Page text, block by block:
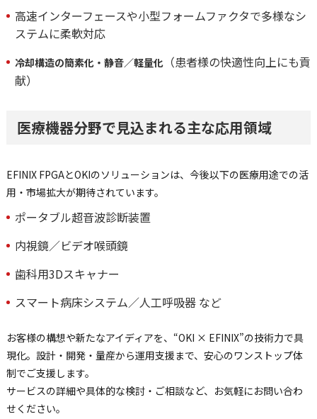
高速インターフェースや小型フォームファクタで多様なシ
ステムに柔軟対応
冷却構造の簡素化・静音／軽量化（患者様の快適性向上にも貢
献）
医療機器分野で見込まれる主な応用領域
EFINIX FPGAとOKIのソリューションは、今後以下の医療用途での活
用・市場拡大が期待されています。
ポータブル超音波診断装置
内視鏡／ビデオ喉頭鏡
歯科用3Dスキャナー
スマート病床システム／人工呼吸器 など
お客様の構想や新たなアイディアを、“OKI × EFINIX”の技術力で具
現化。設計・開発・量産から運用支援まで、安心のワンストップ体
制でご支援します。
サービスの詳細や具体的な検討・ご相談など、お気軽にお問い合わ
せください。